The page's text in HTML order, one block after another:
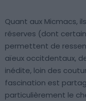
Quant aux Micmacs,
réserves (dont
permettent de
aïeux occitdentaux,
inédite, loin des
fascination est
particulièrement le